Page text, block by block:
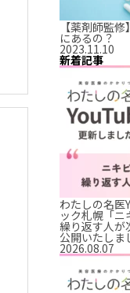
【薬剤師監
にあるの？
2023.11.10
新着記事
わたしの名医
ック札幌「ニ
繰り返す人が
公開いたしま
2026.08.07